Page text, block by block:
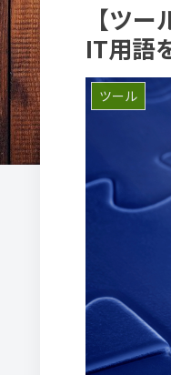
【ツ
IT用語
ツール